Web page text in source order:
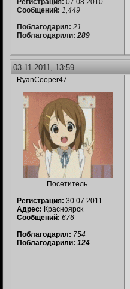
Регистрация: 07.08.2010
Сообщений: 1,449
Поблагодарил: 21
Поблагодарили: 289
03.11.2011, 13:59
RyanCooper47
Посетитель
Регистрация: 30.07.2011
Адрес: Красноярск
Сообщений: 676
Поблагодарил: 754
Поблагодарили: 124